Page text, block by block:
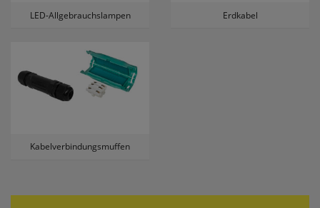
LED-Allgebrauchslampen Erdkabel
Kabelverbindungsmuffen